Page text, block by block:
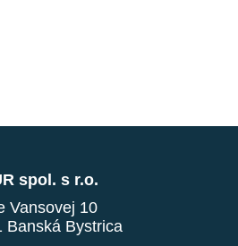
spol. s r.o.
Vansovej 10
Banská Bystrica